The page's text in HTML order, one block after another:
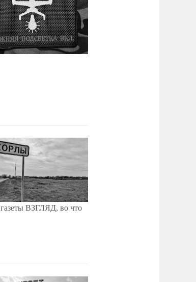
ВЗГЛЯД, во что